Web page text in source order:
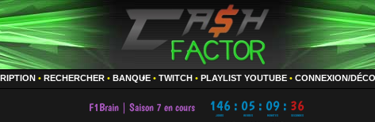
• RECHERCHER • BANQUE • TWITCH • PLAYLIST YOUTUBE • CONNEXION/